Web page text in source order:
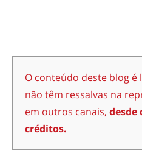
O conteúdo deste blog é
não têm ressalvas na
em outros canais, desde
créditos.